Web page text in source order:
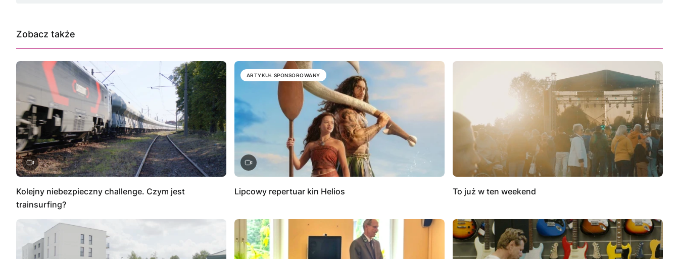
Zobacz także
Kolejny niebezpieczny challenge. Czym jest
trainsurfing?
ARTYKUŁ SPONSOROWANY
Lipcowy repertuar kin Helios To już w ten weekend